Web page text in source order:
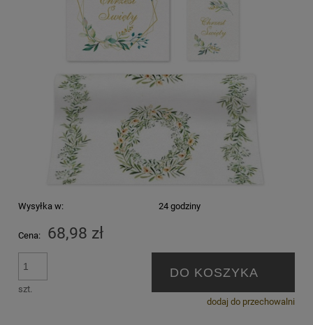
Wysyłka w: 24 godziny
Cena: 68,98 zł
szt.
DO KOSZYKA
dodaj do przechowalni